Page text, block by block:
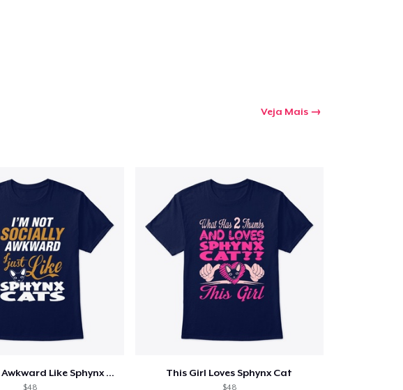
Veja Mais
Not Socially Awkward Like Sphynx Cats
$48
This Girl Loves Sphynx Cat
$48
Continuar Comprando